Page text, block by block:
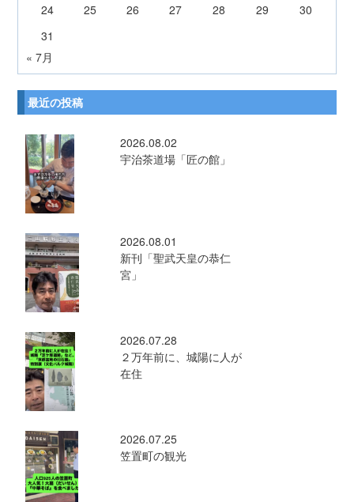
24
25 26 27 28 29
30
31
« 7月
最近の投稿
2026.08.02
宇治茶道場「匠の館」
2026.08.01
新刊「聖武天皇の恭仁
宮」
2026.07.28
２万年前に、城陽に人が
在住
2026.07.25
笠置町の観光